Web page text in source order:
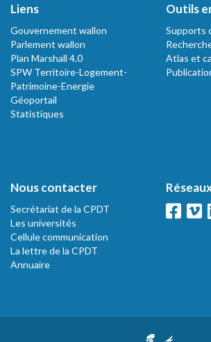
Liens
Gouvernement wallon
Parlement wallon
Plan Marshall 4.0
SPW Territoire-Logement-
Patrimoine-Energie
Géoportail
Statistiques
Outils
Supports
Atlas et
Nous contacter
Secrétariat de la CPDT
Les universités
Cellule communication
La lettre de la CPDT
Annuaire